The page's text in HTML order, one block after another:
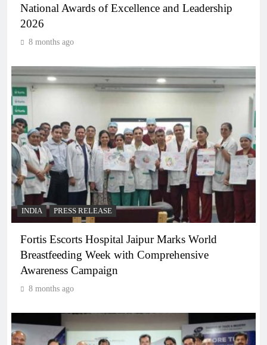
National Awards of Excellence and Leadership
2026
8 months ago
INDIA PRESS RELEASE
Fortis Escorts Hospital Jaipur Marks World
Breastfeeding Week with Comprehensive
Awareness Campaign
8 months ago